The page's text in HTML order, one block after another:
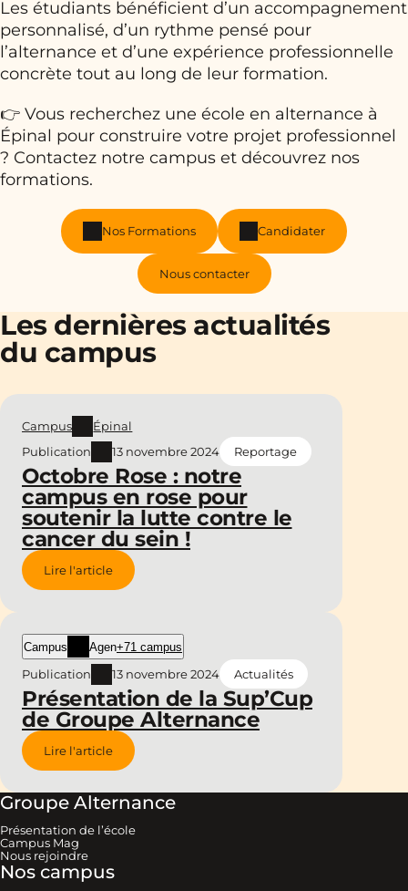
Les étudiants bénéficient d’un accompagnement
personnalisé, d’un rythme pensé pour
l’alternance et d’une expérience professionnelle
concrète tout au long de leur formation.
👉 Vous recherchez une école en alternance à
Épinal pour construire votre projet professionnel
? Contactez notre campus et découvrez nos
formations.
Nos Formations Candidater
Nous contacter
Les dernières actualités
du campus
Octobre Rose : notre
campus en rose pour
soutenir la lutte contre le
cancer du sein !
Campus
Épinal
Publication
13 novembre 2024 Reportage
Lire l'article
Présentation de la Sup’Cup
de Groupe Alternance
Campus Agen+71 campus
Publication 13 novembre 2024 Actualités
Lire l'article
Groupe Alternance
Présentation de l’école
Campus Mag
Nous rejoindre
Nos campus